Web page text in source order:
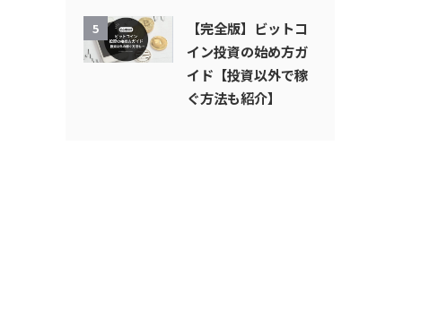
5
【完全版】ビットコ
イン投資の始め方ガ
イド【投資以外で稼
ぐ方法も紹介】